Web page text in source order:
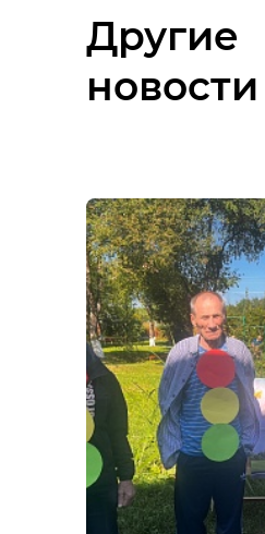
Другие
новости